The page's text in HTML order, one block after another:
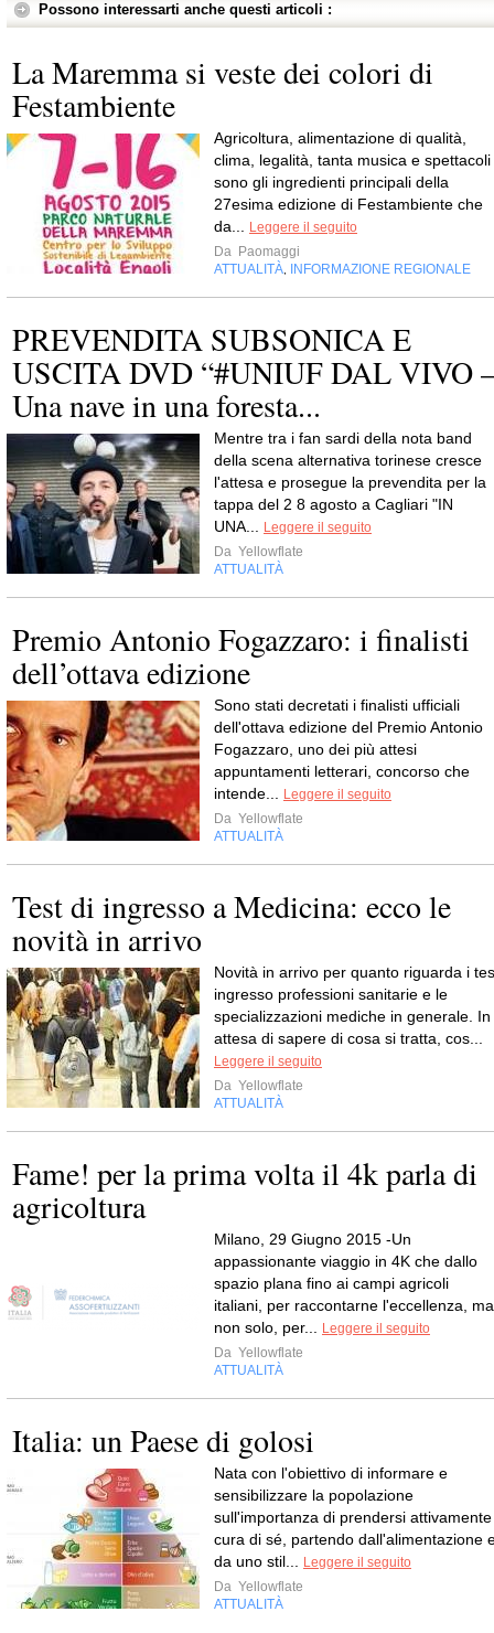
Possono interessarti anche questi articoli :
La Maremma si veste dei colori di
Festambiente
Agricoltura, alimentazione di qualità,
clima, legalità, tanta musica e spettacoli
sono gli ingredienti principali della
27esima edizione di Festambiente che
da...
Leggere il seguito
Da Paomaggi
ATTUALITÀ
INFORMAZIONE REGIONALE
PREVENDITA SUBSONICA E
USCITA DVD “#UNIUF DAL VIVO
Una nave in una foresta...
Mentre tra i fan sardi della nota band
della scena alternativa torinese cresce
l'attesa e prosegue la prevendita per la
tappa del 2 8 agosto a Cagliari "IN
UNA...
Leggere il seguito
Da Yellowflate
ATTUALITÀ
Premio Antonio Fogazzaro: i finalisti
dell’ottava edizione
Sono stati decretati i finalisti ufficiali
dell'ottava edizione del Premio Antonio
Fogazzaro, uno dei più attesi
appuntamenti letterari, concorso che
intende...
Leggere il seguito
Da Yellowflate
ATTUALITÀ
Test di ingresso a Medicina: ecco le
novità in arrivo
Novità in arrivo per quanto riguarda i
ingresso professioni sanitarie e le
specializzazioni mediche in generale. In
attesa di sapere di cosa si tratta, cos...
Leggere il seguito
Da Yellowflate
ATTUALITÀ
Fame! per la prima volta il 4k parla di
agricoltura
Milano, 29 Giugno 2015 -Un
appassionante viaggio in 4K che dallo
spazio plana fino ai campi agricoli
italiani, per raccontarne l'eccellenza, ma
non solo, per...
Leggere il seguito
Da Yellowflate
ATTUALITÀ
Italia: un Paese di golosi
Nata con l'obiettivo di informare e
sensibilizzare la popolazione
sull'importanza di prendersi attivamente
cura di sé, partendo dall'alimentazione
da uno stil...
Leggere il seguito
Da Yellowflate
ATTUALITÀ